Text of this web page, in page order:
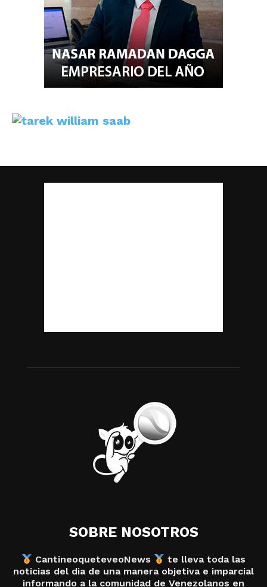
SOBRE NOSOTROS
CantineoqueteveoNews
te lleva toda las
noticias del dia de una manera objetiva e imparcial
informando a la comunidad de Venezolanos en